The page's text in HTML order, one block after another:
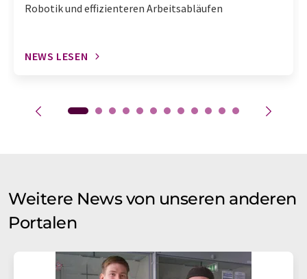
Robotik und effizienteren Arbeitsabläufen
NEWS LESEN
Weitere News von unseren anderen
Portalen